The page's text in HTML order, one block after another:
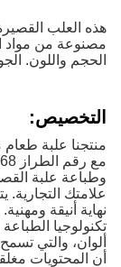
هذه العلب
مصنوعة من مواد
الحجم واللون.
التخصيص:
منتجنا علبة
وطباعة علبة
علامتك التجارية.
نهاية أنيقة ومهنية.
تكنولوجيا
ألوان، والتي
أن المحتويات